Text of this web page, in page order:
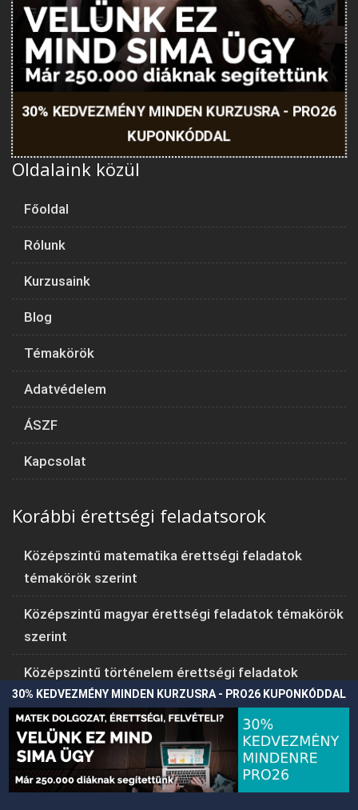
A weboldal cookie-kat használ annak érdekében, hogy a lehető
legjobb felhasználói élményt tudja nyújtani.More info
30% KEDVEZMÉNY MINDEN KURZUSRA - PRO26 KUPONKÓDDAL
30% KEDVEZMÉNY MINDEN KURZUSRA - PRO26
KUPONKÓDDAL
Oldalaink közül
Főoldal
Rólunk
Kurzusaink
Blog
Témakörök
Adatvédelem
ÁSZF
Kapcsolat
Korábbi érettségi feladatsorok
Középszintű matematika érettségi feladatok
témakörök szerint
Középszintű magyar érettségi feladatok témakörök
szerint
Középszintű történelem érettségi feladatok
témakörök szerint
Emeltszintű történelem érettségi feladatok
témakörök szerint
Történelem érettségi feladatok